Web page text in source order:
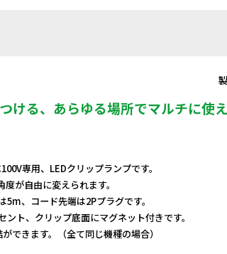
ける、あらゆる場所でマルチに使え
専用、LEDクリップランプです。
度が自由に変えられます。
5m、コード先端は2Pプラグです。
ント、クリップ底面にマグネット付きです。
できます。（全て同じ機種の場合）